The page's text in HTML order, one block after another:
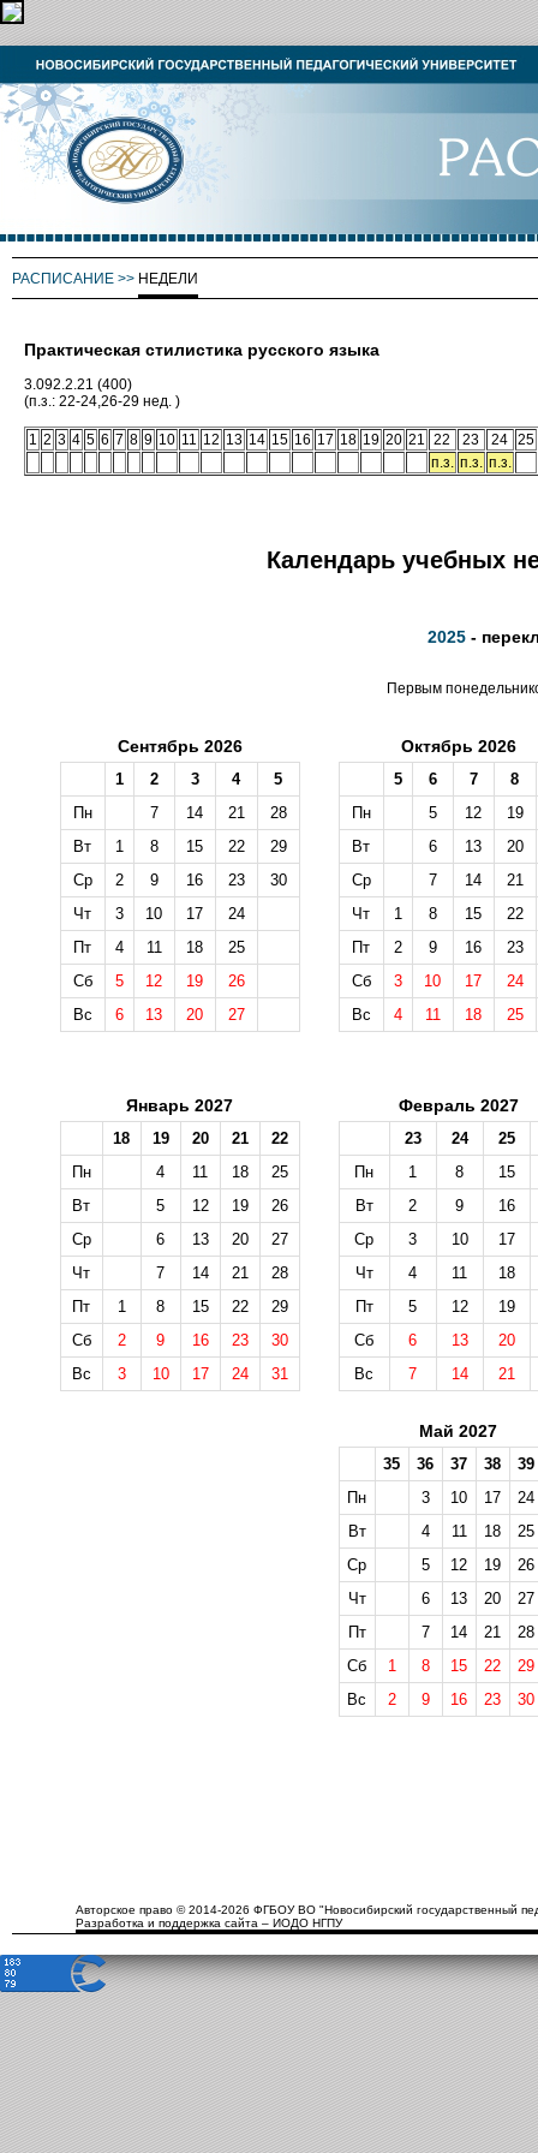
РАСПИСАНИЕ >> НЕДЕЛИ
Практическая стилистика русского языка
3.092.2.21 (400)
(п.з.: 22-24,26-29 нед. )
1 2 3 4 5 6 7 8 9 10 11 12 13 14 15 16 17 18 19 20 21 22 23 24 25
п.з. п.з. п.з.
Календарь учебных
2025 -
Первым
Сентябрь 2026
1 2 3 4
5
Пн
7 14 21
28
Вт
1 8 15 22
29
Ср
2 9 16 23
30
Чт
3 10 17
24
Пт
4 11 18
25
Сб
5 12 19
26
Вс
6 13 20 27
Октябрь 2026
5 6 7
8
Пн
5 12
19
Вт
6 13
20
Ср
7 14
21
Чт
1 8 15
22
Пт
2 9 16
23
Сб
3 10 17
24
Вс
4 11 18 25
Январь 2027
18 19 20 21
22
Пн
4 11 18
25
Вт
5 12 19
26
Ср
6 13 20
27
Чт
7 14 21
28
Пт
1 8 15 22
29
Сб
2 9 16 23
30
Вс
3 10 17 24 31
Февраль 2027
23 24
25
Пн
1 8
15
Вт
2 9
16
Ср
3 10
17
Чт
4 11
18
Пт
5 12
19
Сб
6 13
20
Вс
7 14 21
Май 2027
35 36 37 38
39
Пн
3 10 17
24
Вт
4 11 18
25
Ср
5 12 19
26
Чт
6 13 20
27
Пт
7 14 21
28
Сб
1 8 15 22
29
Вс
2 9 16 23 30
Авторское право © 2014-2026 ФГБОУ ВО "Новосибирский государственный
Разработка и поддержка сайта – ИОДО НГПУ